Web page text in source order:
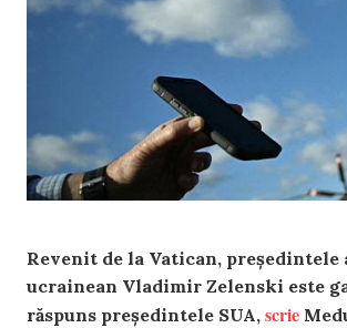
Revenit de la Vatican,
ucrainean Vladimir Zelenski este
răspuns președintele SUA, scrie